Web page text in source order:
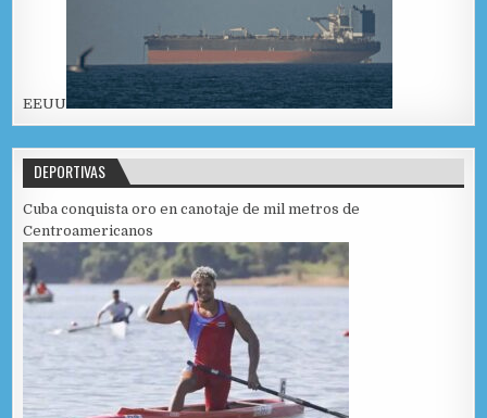
EEUU
DEPORTIVAS
Cuba conquista oro en canotaje de mil metros de
Centroamericanos